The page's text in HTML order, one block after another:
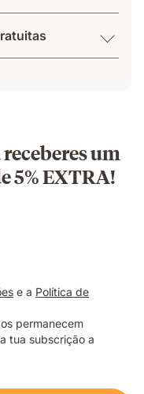
um
5% EXTRA!
e a Política de
permanecem
tua subscrição a